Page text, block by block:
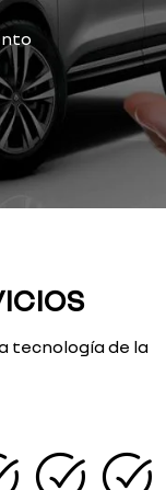
tecnología de la